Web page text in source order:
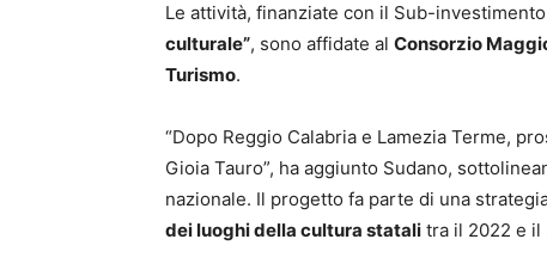
Le attività, finanziate con il Sub-investimento
culturale”, sono affidate al Consorzio
Turismo.
“Dopo Reggio Calabria e Lamezia Terme,
Gioia Tauro”, ha aggiunto Sudano,
nazionale. Il progetto fa parte di una
dei luoghi della cultura statali tra il 2022 e il